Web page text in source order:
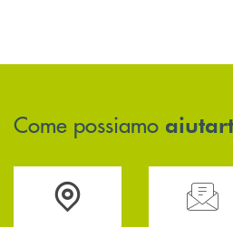
Come possiamo
Accedi all' elenco completo delle filiali .
Hai bisogno